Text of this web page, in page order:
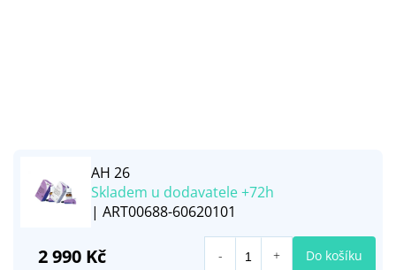
AH 26
Skladem u dodavatele +72h
| ART00688-60620101
2 990 Kč Do košíku